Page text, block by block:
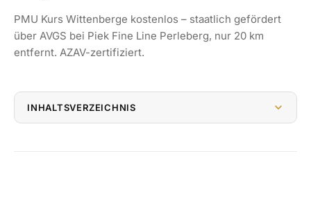
PMU Kurs Wittenberge kostenlos – staatlich gefördert
über AVGS bei Piek Fine Line Perleberg, nur 20 km
entfernt. AZAV-zertifiziert.
INHALTSVERZEICHNIS